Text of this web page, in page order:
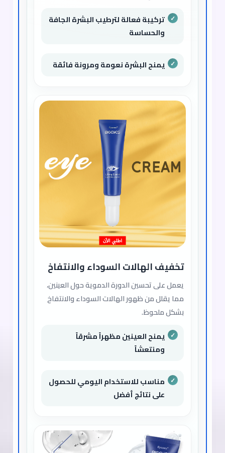
تركيبة فعالة لترطيب البشرة الجافة
والحساسة
يمنح البشرة نعومة ومرونة فائقة
تخفيف الهالات السوداء والانتفاخ
يعمل على تحسين الدورة الدموية حول العينين،
مما يقلل من ظهور الهالات السوداء والانتفاخ
بشكل ملحوظ.
يمنح العينين مظهراً مشرقاً
ومنتعشاً
مناسب للاستخدام اليومي للحصول
على نتائج أفضل